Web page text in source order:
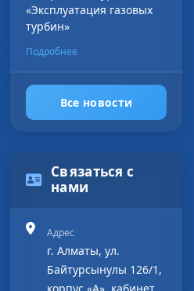
«Эксплуатация газовых
турбин»
Подробнее
Все новости
Связаться с
нами
Адрес
г. Алматы, ул.
Байтурсынулы 126/1,